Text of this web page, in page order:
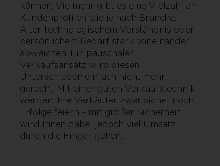
können. Vielmehr gibt es eine Vielzahl an
Kundenprofilen, die je nach Branche,
Alter, technologischem Verständnis oder
persönlichem Bedarf stark voneinander
abweichen. Ein pauschaler
Verkaufsansatz wird diesen
Unterschieden einfach nicht mehr
gerecht. Mit einer guten Verkaufstechnik
werden Ihre Verkäufer zwar sicher noch
Erfolge feiern – mit großer Sicherheit
wird Ihnen dabei jedoch viel Umsatz
durch die Finger gehen.